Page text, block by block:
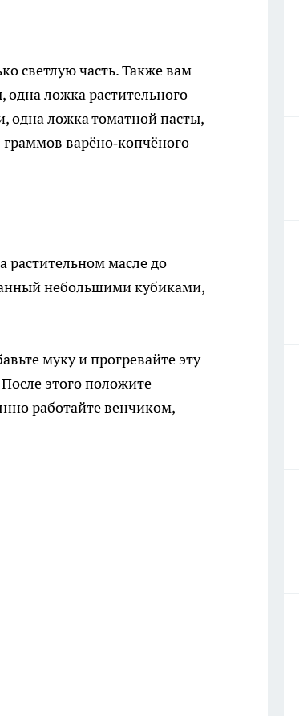
светлую часть. Также вам
ложка растительного
одна ложка томатной пасты,
варёно‑копчёного
растительном масле до
небольшими кубиками,
муку и прогревайте эту
этого положите
работайте венчиком,